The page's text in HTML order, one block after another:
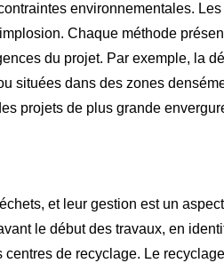
environnementales.
Chaque méthode
du projet. Par exemple, la
situées dans des zones
projets de plus grande
et leur gestion est un
le début des travaux, en
de recyclage. Le